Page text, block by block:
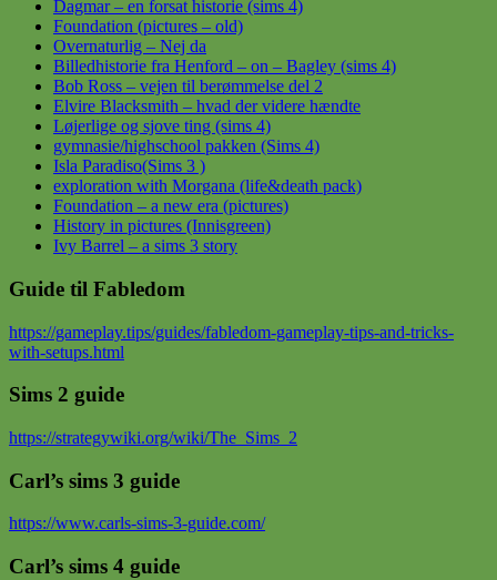
Dagmar – en forsat historie (sims 4)
Foundation (pictures – old)
Overnaturlig – Nej da
Billedhistorie fra Henford – on – Bagley (sims 4)
Bob Ross – vejen til berømmelse del 2
Elvire Blacksmith – hvad der videre hændte
Løjerlige og sjove ting (sims 4)
gymnasie/highschool pakken (Sims 4)
Isla Paradiso(Sims 3 )
exploration with Morgana (life&death pack)
Foundation – a new era (pictures)
History in pictures (Innisgreen)
Ivy Barrel – a sims 3 story
Guide til Fabledom
https://gameplay.tips/guides/fabledom-gameplay-tips-and-tricks-
with-setups.html
Sims 2 guide
https://strategywiki.org/wiki/The_Sims_2
Carl’s sims 3 guide
https://www.carls-sims-3-guide.com/
Carl’s sims 4 guide